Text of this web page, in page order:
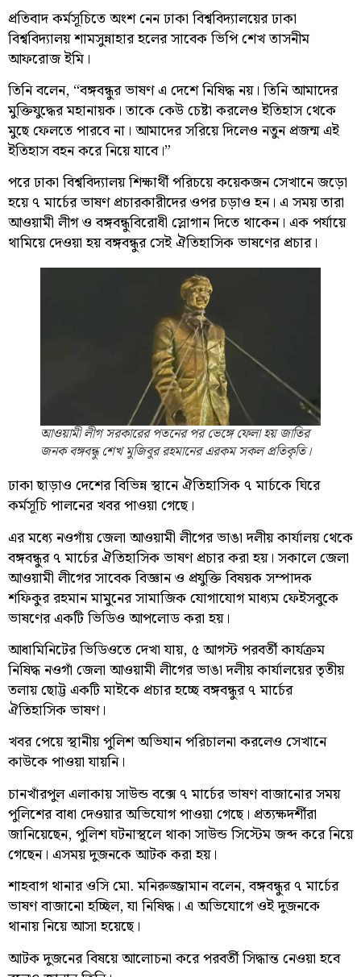
প্রতিবাদ কর্মসূচিতে অংশ নেন ঢাকা বিশ্ববিদ্যালয়ের ঢাকা
বিশ্ববিদ্যালয় শামসুন্নাহার হলের সাবেক ভিপি শেখ তাসনীম
আফরোজ ইমি।
তিনি বলেন, “বঙ্গবন্ধুর ভাষণ এ দেশে নিষিদ্ধ নয়। তিনি আমাদের
মুক্তিযুদ্ধের মহানায়ক। তাকে কেউ চেষ্টা করলেও ইতিহাস থেকে
মুছে ফেলতে পারবে না। আমাদের সরিয়ে দিলেও নতুন প্রজন্ম এই
ইতিহাস বহন করে নিয়ে যাবে।”
পরে ঢাকা বিশ্ববিদ্যালয় শিক্ষার্থী পরিচয়ে কয়েকজন সেখানে জড়ো
হয়ে ৭ মার্চের ভাষণ প্রচারকারীদের ওপর চড়াও হন। এ সময় তারা
আওয়ামী লীগ ও বঙ্গবন্ধুবিরোধী স্লোগান দিতে থাকেন। এক পর্যায়ে
থামিয়ে দেওয়া হয় বঙ্গবন্ধুর সেই ঐতিহাসিক ভাষণের প্রচার।
আওয়ামী লীগ সরকারের পতনের পর ভেঙ্গে ফেলা হয় জাতির
জনক বঙ্গবন্ধু শেখ মুজিবুর রহমানের এরকম সকল প্রতিকৃতি।
ঢাকা ছাড়াও দেশের বিভিন্ন স্থানে ঐতিহাসিক ৭ মার্চকে ঘিরে
কর্মসূচি পালনের খবর পাওয়া গেছে।
এর মধ্যে নওগাঁয় জেলা আওয়ামী লীগের ভাঙা দলীয় কার্যালয় থেকে
বঙ্গবন্ধুর ৭ মার্চের ঐতিহাসিক ভাষণ প্রচার করা হয়। সকালে জেলা
আওয়ামী লীগের সাবেক বিজ্ঞান ও প্রযুক্তি বিষয়ক সম্পাদক
শফিকুর রহমান মামুনের সামাজিক যোগাযোগ মাধ্যম ফেইসবুকে
ভাষণের একটি ভিডিও আপলোড করা হয়।
আধামিনিটের ভিডিওতে দেখা যায়, ৫ আগস্ট পরবর্তী কার্যক্রম
নিষিদ্ধ নওগাঁ জেলা আওয়ামী লীগের ভাঙা দলীয় কার্যালয়ের তৃতীয়
তলায় ছোট্ট একটি মাইকে প্রচার হচ্ছে বঙ্গবন্ধুর ৭ মার্চের
ঐতিহাসিক ভাষণ।
খবর পেয়ে স্থানীয় পুলিশ অভিযান পরিচালনা করলেও সেখানে
কাউকে পাওয়া যায়নি।
চানখাঁরপুল এলাকায় সাউন্ড বক্সে ৭ মার্চের ভাষণ বাজানোর সময়
পুলিশের বাধা দেওয়ার অভিযোগ পাওয়া গেছে। প্রত্যক্ষদর্শীরা
জানিয়েছেন, পুলিশ ঘটনাস্থলে থাকা সাউন্ড সিস্টেম জব্দ করে নিয়ে
গেছেন। এসময় দুজনকে আটক করা হয়।
শাহবাগ থানার ওসি মো. মনিরুজ্জামান বলেন, বঙ্গবন্ধুর ৭ মার্চের
ভাষণ বাজানো হচ্ছিল, যা নিষিদ্ধ। এ অভিযোগে ওই দুজনকে
থানায় নিয়ে আসা হয়েছে।
আটক দুজনের বিষয়ে আলোচনা করে পরবর্তী সিদ্ধান্ত নেওয়া হবে